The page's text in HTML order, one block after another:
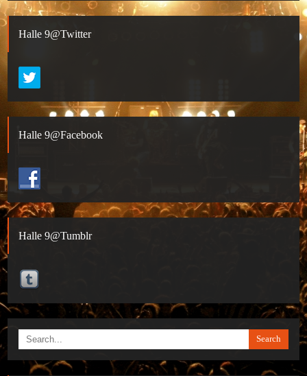
Halle 9@Twitter
Halle 9@Facebook
Halle 9@Tumblr
Search